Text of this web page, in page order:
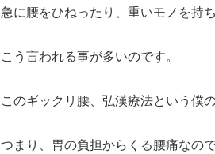
急に腰をひねったり、重いモノを持
こう言われる事が多いのです。
このギックリ腰、弘漢療法という僕
つまり、胃の負担からくる腰痛なので